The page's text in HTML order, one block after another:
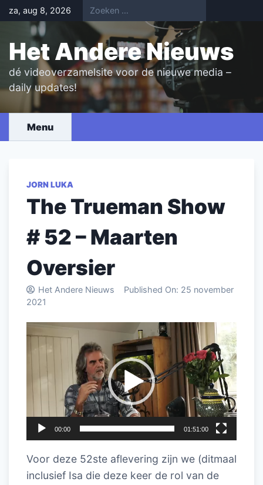
Skip
to
content
za, aug 8, 2026
Het Andere Nieuws
dé videoverzamelsite voor de nieuwe media –
daily updates!
Menu
JORN LUKA
The Trueman Show
# 52 – Maarten
Oversier
Het Andere Nieuws Published On: 25 november
2021
Videospeler
00:00 01:51:00
Voor deze 52ste aflevering zijn we (ditmaal
inclusief Isa die deze keer de rol van de